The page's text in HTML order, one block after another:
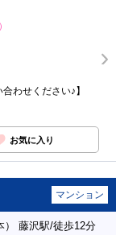
わせください♪】
お気に入り
マンション
） 藤沢駅/徒歩12分